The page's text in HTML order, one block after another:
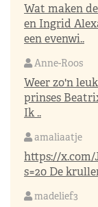
Wat maken
en Ingrid
een evenwi..
Anne-Roos
Weer zo'n
prinses
Ik ..
amaliaatje
https://x.com/
s=20 De
madelief3